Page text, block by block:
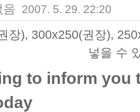
음 2007. 5. 29. 22:20
장), 300x250(권장),
넣을 수
to inform you